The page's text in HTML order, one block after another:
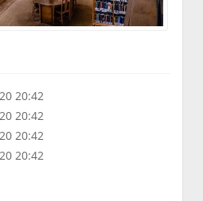
20:42
20:42
20:42
20:42